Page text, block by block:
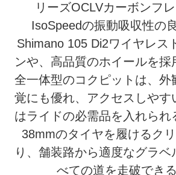
リーズOCLVカーボンフ
IsoSpeedの振動吸収性の
Shimano 105 Di2ワイヤレス
ンや、高品質のホイールを採
全一体型のコクピットは、外
覚にも優れ、アクセスしやす
はライドの必需品を入れられ
38mmのタイヤを履けるク
り、舗装路から適度なグラベ
べての道を走破できる